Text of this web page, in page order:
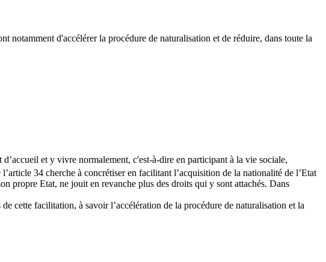
notamment d'accélérer la procédure de naturalisation et de réduire, dans toute la
et y vivre normalement, c'est-à-dire en participant à la vie sociale,
34 cherche à concrétiser en facilitant l’acquisition de la nationalité de l’Etat
propre Etat, ne jouit en revanche plus des droits qui y sont attachés. Dans
cette facilitation, à savoir l’accélération de la procédure de naturalisation et la